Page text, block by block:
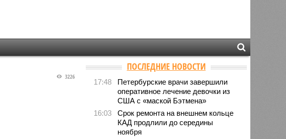
3226
ПОСЛЕДНИЕ НОВОСТИ
17:48
Петербурские врачи завершили
оперативное лечение девочки из
США с «маской Бэтмена»
16:03
Срок ремонта на внешнем кольце
КАД продлили до середины
ноября